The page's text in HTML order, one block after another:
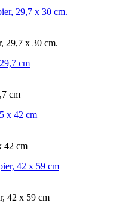
29,7 x 30 cm.
cm
42 cm
42 x 59 cm